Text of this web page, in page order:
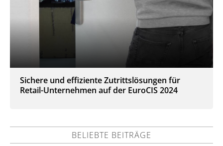
Sichere und effiziente Zutrittslösungen für
Retail-Unternehmen auf der EuroCIS 2024
BELIEBTE BEITRÄGE